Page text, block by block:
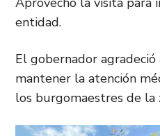
entidad.
El gobernador
mantener la atención
los burgomaestres de la